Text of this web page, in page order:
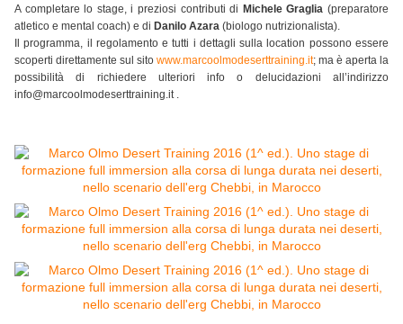
A completare lo stage, i preziosi contributi di Michele Graglia (preparatore
atletico e mental coach) e di Danilo Azara (biologo nutrizionalista).
Il programma, il regolamento e tutti i dettagli sulla location possono essere
scoperti direttamente sul sito www.marcoolmodeserttraining.it; ma è aperta la
possibilità di richiedere ulteriori info o delucidazioni all’indirizzo
info@marcoolmodeserttraining.it .